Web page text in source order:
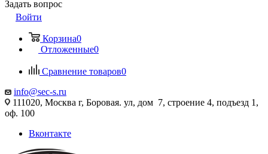
Задать вопрос
Войти
Корзина0
Отложенные0
Сравнение товаров0
info@sec-s.ru
111020, Москва г, Боровая. ул, дом 7, строение 4, подъезд 1,
оф. 100
Вконтакте